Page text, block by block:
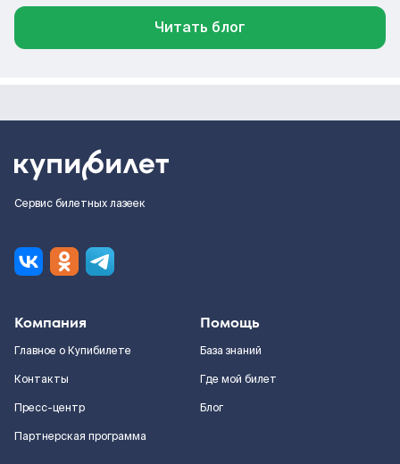
Читать блог
Сервис билетных лазеек
Компания
Главное о Купибилете
Контакты
Пресс-центр
Партнерская программа
Помощь
База знаний
Где мой билет
Блог